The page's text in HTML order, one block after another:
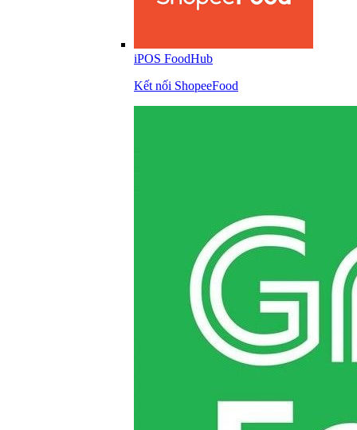
iPOS FoodHub
Kết nối ShopeeFood